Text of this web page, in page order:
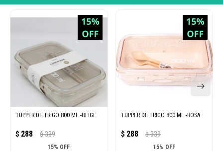
TUPPER DE TRIGO 800 ML -BEIGE
$ 288 $ 339
15% OFF
TUPPER DE TRIGO 800 ML -ROSA
$ 288 $ 339
15% OFF